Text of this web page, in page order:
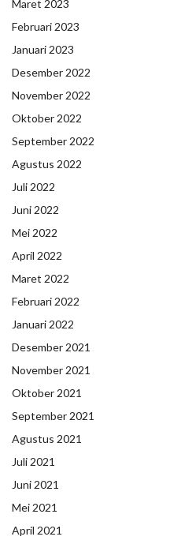
Maret 2023
Februari 2023
Januari 2023
Desember 2022
November 2022
Oktober 2022
September 2022
Agustus 2022
Juli 2022
Juni 2022
Mei 2022
April 2022
Maret 2022
Februari 2022
Januari 2022
Desember 2021
November 2021
Oktober 2021
September 2021
Agustus 2021
Juli 2021
Juni 2021
Mei 2021
April 2021